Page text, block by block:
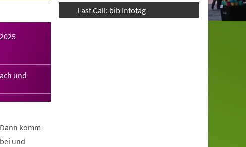
und
komm
und
Last Call: bib Infotag